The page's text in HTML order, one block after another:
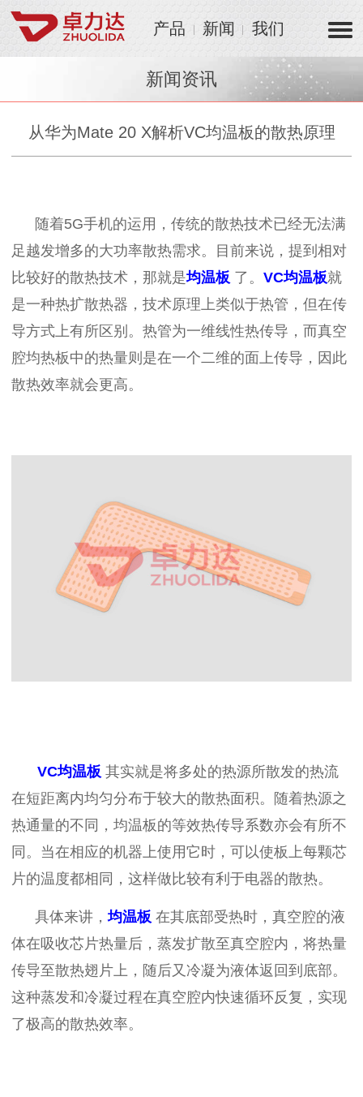
产品 新闻 我们
新闻资讯
从华为Mate 20 X解析VC均温板的散热原理
随着5G手机的运用，传统的散热技术已经无法满
足越发增多的大功率散热需求。目前来说，提到相对
比较好的散热技术，那就是均温板 了。 VC均温板就
是一种热扩散热器，技术原理上类似于热管，但在传
导方式上有所区别。热管为一维线性热传导，而真空
腔均热板中的热量则是在一个二维的面上传导，因此
散热效率就会更高。
VC均温板 其实就是将多处的热源所散发的热流
在短距离内均匀分布于较大的散热面积。随着热源之
热通量的不同，均温板的等效热传导系数亦会有所不
同。当在相应的机器上使用它时，可以使板上每颗芯
片的温度都相同，这样做比较有利于电器的散热。
具体来讲，均温板 在其底部受热时，真空腔的液
体在吸收芯片热量后，蒸发扩散至真空腔内，将热量
传导至散热翅片上，随后又冷凝为液体返回到底部。
这种蒸发和冷凝过程在真空腔内快速循环反复，实现
了极高的散热效率。